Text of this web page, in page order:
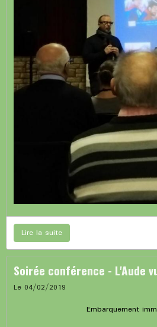
Lire la suite
Soirée conférence - L'Aude
Le 04/02/2019
Embarquement